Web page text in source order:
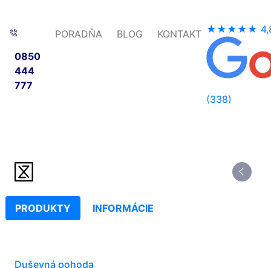
0850
444
777
PORADŇA BLOG KONTAKT ★★★★★
(338)
PRODUKTY INFORMÁCIE
Duševná pohoda